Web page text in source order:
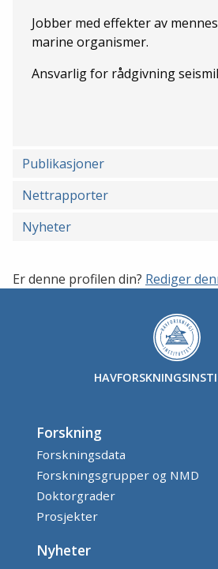
Jobber med effekter av
marine organismer.
Ansvarlig for rådgivning
Publikasjoner
Nettrapporter
Nyheter
Er denne profilen din? Rediger
Forskning
Forskningsdata
Forskningsgrupper og NMD
Doktorgrader
Prosjekter
Nyheter